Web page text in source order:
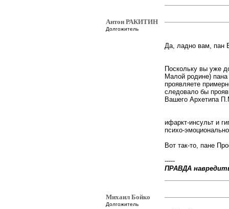
Антон РАКИТИН
Долгожитель
Да, ладно вам, пан
Поскольку вы уже
Малой родине)
проявляете
следовало бы
Вашего Архетипа
ифаркт-инсульт и
психо-
Вот так-то, пане
-----
ПРАВДА
Михаил Бойко
Долгожитель